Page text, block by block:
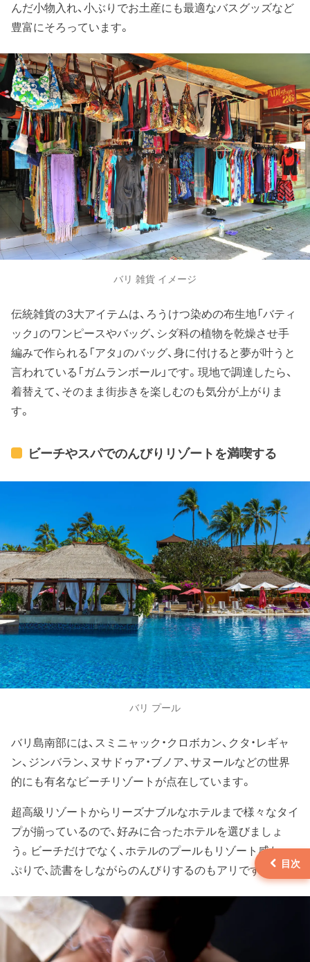
んだ小物入れ、小ぶりでお土産にも最適なバスグッズなど
豊富にそろっています。
バリ 雑貨 イメージ
伝統雑貨の3大アイテムは、ろうけつ染めの布生地「バティ
ック」のワンピースやバッグ、シダ科の植物を乾燥させ手
編みで作られる「アタ」のバッグ、身に付けると夢が叶うと
言われている「ガムランボール」です。現地で調達したら、
着替えて、そのまま街歩きを楽しむのも気分が上がりま
す。
ビーチやスパでのんびりリゾートを満喫する
バリ プール
バリ島南部には、スミニャック・クロボカン、クタ・レギャ
ン、ジンバラン、ヌサドゥア・ブノア、サヌールなどの世界
的にも有名なビーチリゾートが点在しています。
超高級リゾートからリーズナブルなホテルまで様々なタイ
プが揃っているので、好みに合ったホテルを選びましょ
う。ビーチだけでなく、ホテルのプールもリゾート感たっ
ぷりで、読書をしながらのんびりするのもアリです。